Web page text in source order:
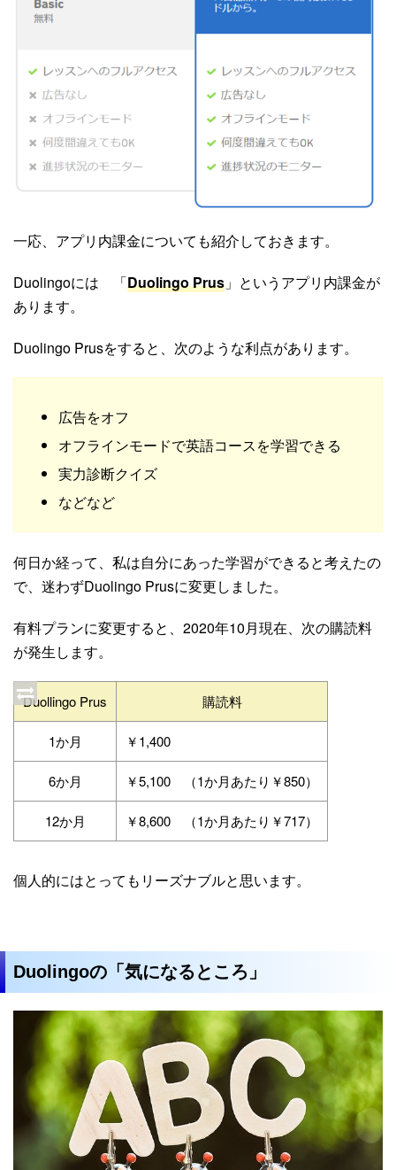
一応、アプリ内課金についても紹介しておきます。
Duolingoには 「Duolingo Prus 」というアプリ内課金が
あります。
Duolingo Prusをすると、次のような利点があります。
広告をオフ
オフラインモードで英語コースを学習できる
実力診断クイズ
などなど
何日か経って、私は自分にあった学習ができると考えたの
で、迷わずDuolingo Prusに変更しました。
有料プランに変更すると、2020年10月現在、次の購読料
が発生します。
Duollingo Prus 購読料
1か月 ￥1,400
6か月 ￥5,100 （1か月あたり￥850）
12か月 ￥8,600 （1か月あたり￥717）
個人的にはとってもリーズナブルと思います。
Duolingoの「気になるところ」